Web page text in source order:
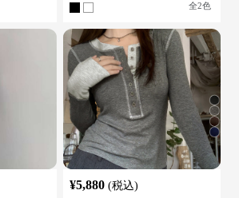
全2色
¥5,880 (税込)